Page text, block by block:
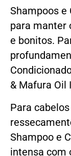
Shampoos e
para manter
e bonitos.
& Mafura Oil
Para
Shampoo e
intensa com